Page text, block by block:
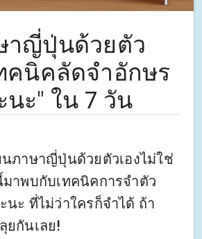
าญี่ปุ่นด้วยตัว
คนิคลัดจำอักษร
ะ" ใน 7 วัน
นภาษาญี่ปุ่นด้วยตัวเองไม่ใช่
มาพบกับเทคนิคการจำตัว
นะ ที่ไม่ว่าใครก็จำได้ ถ้า
ยกันเลย!